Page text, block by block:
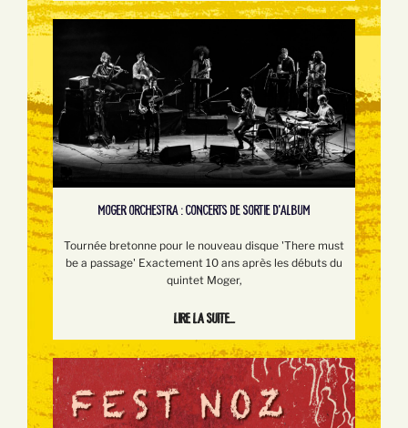
MOGER ORCHESTRA : CONCERTS DE SORTIE D'ALBUM
Tournée bretonne pour le nouveau disque 'There must
be a passage' Exactement 10 ans après les débuts du
quintet Moger,
Lire la suite...